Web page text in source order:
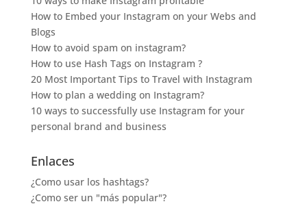
How to Embed your Instagram on your Webs and
Blogs
How to avoid spam on instagram?
How to use Hash Tags on Instagram ?
20 Most Important Tips to Travel with Instagram
How to plan a wedding on Instagram?
10 ways to successfully use Instagram for your
personal brand and business
Enlaces
¿Como usar los hashtags?
¿Como ser un "más popular"?